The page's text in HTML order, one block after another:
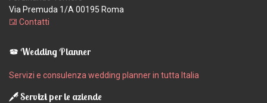
Via Premuda 1/A 00195 Roma
Contatti
Wedding Planner
Servizi e consulenza wedding planner in tutta Italia
Servizi per le aziende